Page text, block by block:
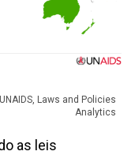
Laws and Policies
Analytics
as leis